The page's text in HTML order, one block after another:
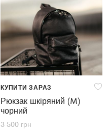
КУПИТИ ЗАРАЗ
Рюкзак шкіряний (M)
чорний
3 500 грн